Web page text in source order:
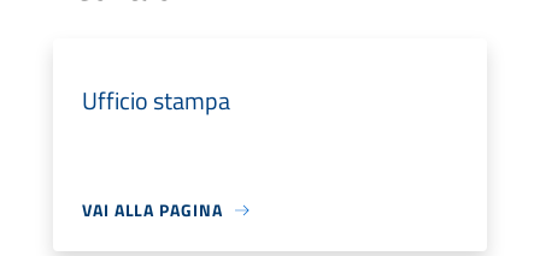
Ufficio stampa
VAI ALLA PAGINA